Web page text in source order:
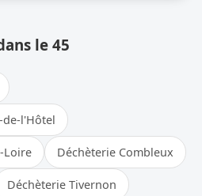
le 45
de-l'Hôtel
Loire Déchèterie Combleux
Déchèterie Tivernon